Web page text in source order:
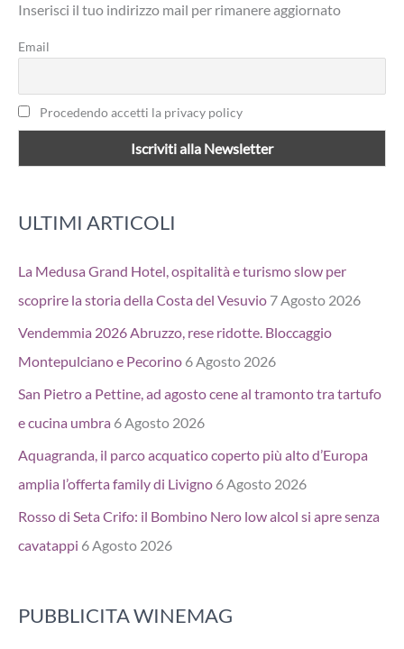
:Inserisci il tuo indirizzo mail per rimanere aggiornato
Email
Procedendo accetti la privacy policy
ULTIMI ARTICOLI
La Medusa Grand Hotel, ospitalità e turismo slow per
scoprire la storia della Costa del Vesuvio 7 Agosto 2026
Vendemmia 2026 Abruzzo, rese ridotte. Bloccaggio
Montepulciano e Pecorino 6 Agosto 2026
San Pietro a Pettine, ad agosto cene al tramonto tra tartufo
e cucina umbra 6 Agosto 2026
Aquagranda, il parco acquatico coperto più alto d’Europa
amplia l’offerta family di Livigno 6 Agosto 2026
Rosso di Seta Crifo: il Bombino Nero low alcol si apre senza
cavatappi 6 Agosto 2026
PUBBLICITA WINEMAG